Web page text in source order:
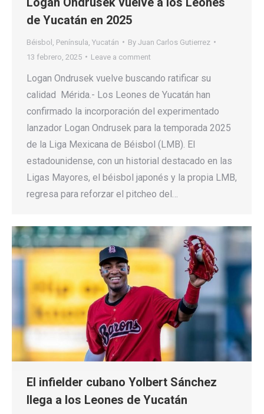
de Yucatán en 2025
Béisbol Península Yucatán By Juan Carlos Gutierrez
13 febrero, 2025
Leave a comment
Logan Ondrusek vuelve buscando ratificar su
calidad Mérida.- Los Leones de Yucatán han
confirmado la incorporación del experimentado
lanzador Logan Ondrusek para la temporada 2025
de la Liga Mexicana de Béisbol (LMB). El
estadounidense, con un historial destacado en las
Ligas Mayores, el béisbol japonés y la propia LMB,
regresa para reforzar el pitcheo del…
El infielder cubano Yolbert Sánchez
llega a los Leones de Yucatán